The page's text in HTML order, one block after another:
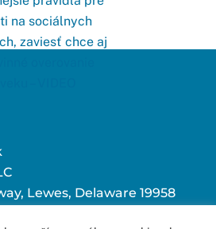
Lewes, Delaware 19958